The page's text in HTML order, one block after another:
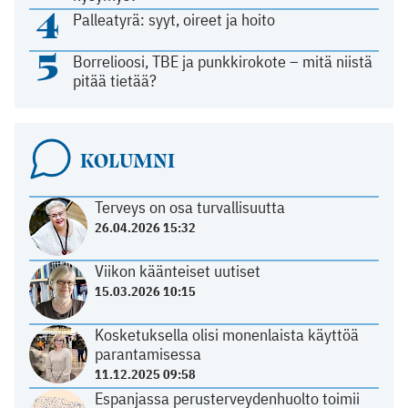
4 Palleatyrä: syyt, oireet ja hoito
5
Borrelioosi, TBE ja punkkirokote – mitä niistä
pitää tietää?
KOLUMNI
Terveys on osa turvallisuutta
26.04.2026 15:32
Viikon käänteiset uutiset
15.03.2026 10:15
Kosketuksella olisi monenlaista käyttöä
parantamisessa
11.12.2025 09:58
Espanjassa perusterveydenhuolto toimii